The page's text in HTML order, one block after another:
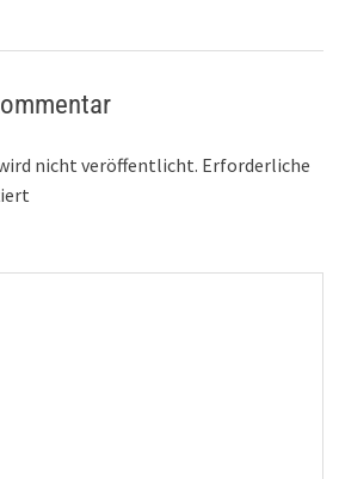
nicht veröffentlicht. Erforderliche